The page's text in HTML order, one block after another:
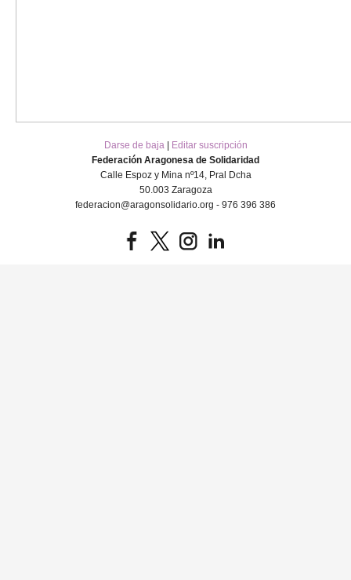
Darse de baja|
Editar suscripción
Federación Aragonesa de Solidaridad
Calle Espoz y Mina nº14, Pral Dcha
50.003 Zaragoza
federacion@aragonsolidario.org - 976 396 386